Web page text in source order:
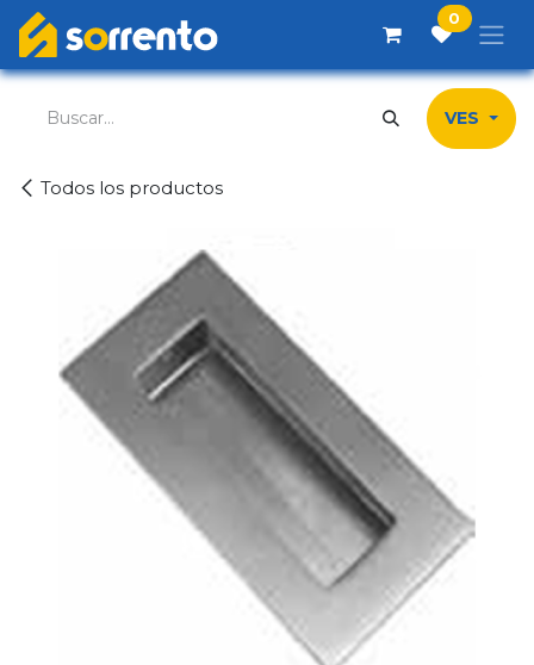
Ir al contenido 0
Todos los productos
VES